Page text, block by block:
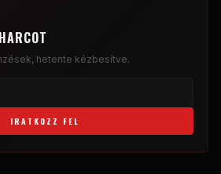
hetente kézbesítve.
IRATKOZZ FEL